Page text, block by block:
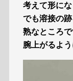
考えて形に
でも溶接の
熟なところで
腕上がるよ